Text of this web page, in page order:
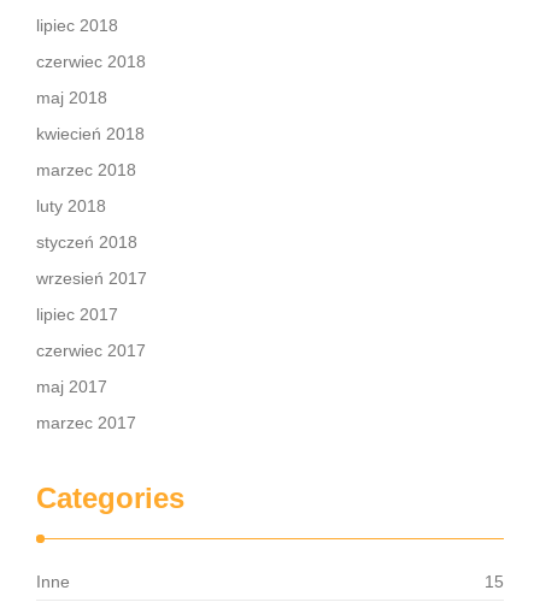
lipiec 2018
czerwiec 2018
maj 2018
kwiecień 2018
marzec 2018
luty 2018
styczeń 2018
wrzesień 2017
lipiec 2017
czerwiec 2017
maj 2017
marzec 2017
Categories
Inne
15